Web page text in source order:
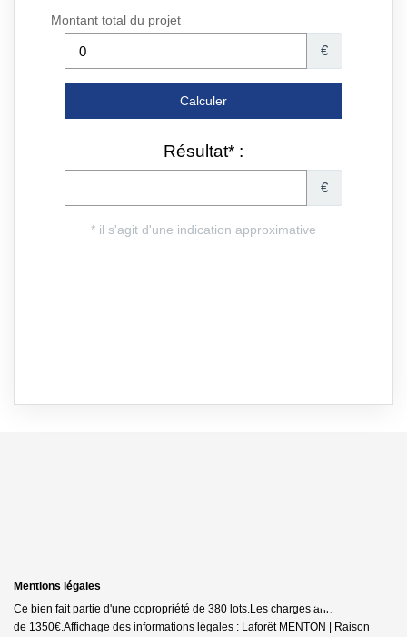
Mentions légales
Ce bien fait partie d'une copropriété de 380 lots.Les charges annuelles sont
de 1350€.Affichage des informations légales : Laforêt MENTON | Raison